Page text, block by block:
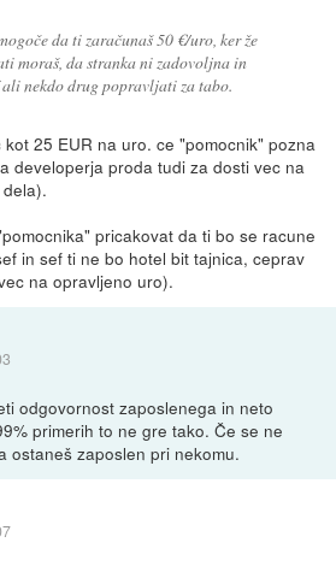
da ti zaračunaš 50 €/uro, ker že
moraš, da stranka ni zadovoljna in
nekdo drug popravljati za tabo.
25 EUR na uro. ce "pomocnik" pozna
developerja proda tudi za dosti vec na
pricakovat da ti bo se racune
in sef ti ne bo hotel bit tajnica, ceprav
na opravljeno uro).
odgovornost zaposlenega in neto
primerih to ne gre tako. Če se ne
ostaneš zaposlen pri nekomu.